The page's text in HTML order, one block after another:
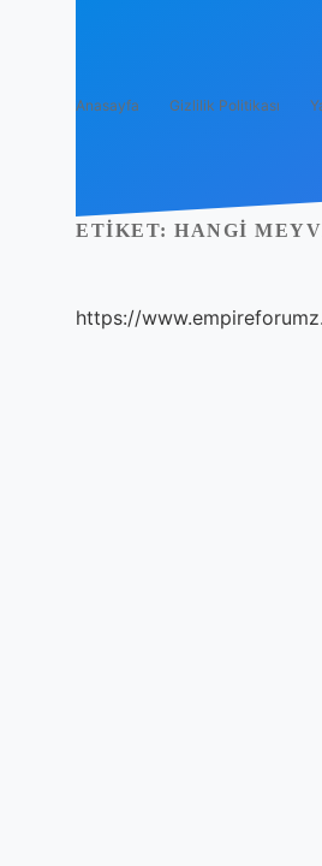
Anasayfa Gizlilik Politikası
ETIKET: HANGI
https://